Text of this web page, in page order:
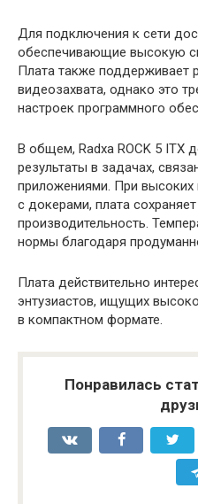
Для подключения к сети
обеспечивающие высокую
Плата также поддерживает
видеозахвата, однако это
настроек программного
В общем, Radxa ROCK 5 ITX
результаты в задачах,
приложениями. При высоких
с докерами, плата
производительность.
нормы благодаря
Плата действительно
энтузиастов, ищущих
в компактном формате.
Понравилась